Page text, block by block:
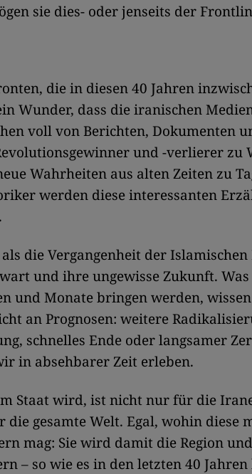
sie dies- oder jenseits der
die in diesen 40 Jahren
Wunder, dass die iranischen
voll von Berichten, Dokumenten
und -verlierer zu
Wahrheiten aus alten Zeiten zu
werden diese interessanten
die Vergangenheit der
und ihre ungewisse Zukunft.
und Monate bringen werden,
an Prognosen: weitere
schnelles Ende oder langsamer
in absehbarer Zeit erleben.
Staat wird, ist nicht nur für die
gesamte Welt. Egal, wohin diese
mag: Sie wird damit die Region
– so wie es in den letzten 40